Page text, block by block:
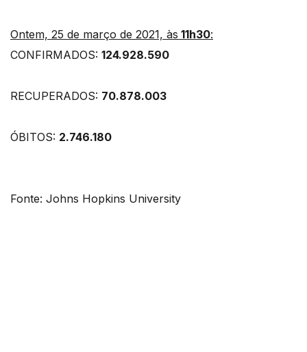
Ontem, 25 de março de 2021, às 11h30:
CONFIRMADOS: 124.928.590
RECUPERADOS: 70.878.003
ÓBITOS: 2.746.180
Fonte: Johns Hopkins University